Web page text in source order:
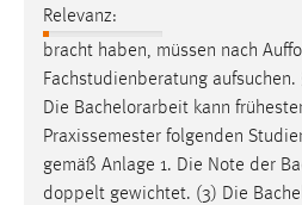
Relevanz:
bracht haben, müssen nach
Fachstudienberatung aufsuchen.
Die Bachelorarbeit kann
Praxissemester folgenden
gemäß Anlage 1. Die Note der
doppelt gewichtet. (3) Die